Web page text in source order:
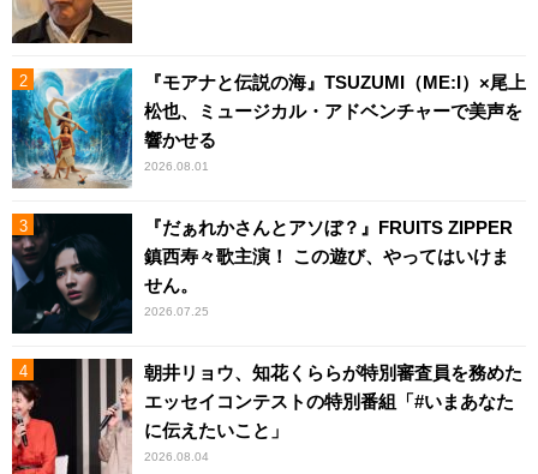
『モアナと伝説の海』TSUZUMI（ME:I）×尾上
松也、ミュージカル・アドベンチャーで美声を
響かせる
2026.08.01
『だぁれかさんとアソぼ？』FRUITS ZIPPER
鎮西寿々歌主演！ この遊び、やってはいけま
せん。
2026.07.25
朝井リョウ、知花くららが特別審査員を務めた
エッセイコンテストの特別番組「#いまあなた
に伝えたいこと」
2026.08.04